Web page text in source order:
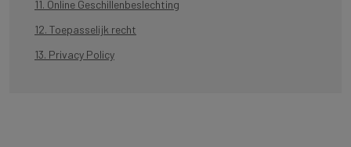
11. Online Geschillenbeslechting
12. Toepasselijk recht
13. Privacy Policy